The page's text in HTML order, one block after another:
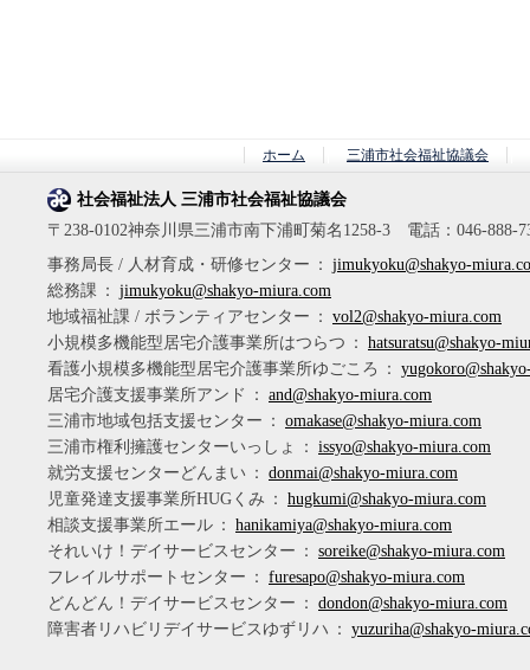
ホーム 三浦市社会福祉協議会
社会福祉法人 三浦市社会福祉協議会
〒238-0102神奈川県三浦市南下浦町菊名1258-3 電話：046-888-
事務局長 / 人材育成・研修センター ： jimukyoku@shakyo-
総務課 ： jimukyoku@shakyo-miura.com
地域福祉課 / ボランティアセンター ： vol2@shakyo-miura.com
小規模多機能型居宅介護事業所はつらつ ： hatsuratsu@shakyo-
看護小規模多機能型居宅介護事業所ゆごころ
：
居宅介護支援事業所アンド
： and@shakyo-miura.com
三浦市地域包括支援センター ： omakase@shakyo-miura.com
三浦市権利擁護センターいっしょ
： issyo@shakyo-miura.com
就労支援センターどんまい ： donmai@shakyo-miura.com
児童発達支援事業所HUGくみ ： hugkumi@shakyo-miura.com
相談支援事業所エール ： hanikamiya@shakyo-miura.com
それいけ！デイサービスセンター ： soreike@shakyo-miura.com
フレイルサポートセンター ： furesapo@shakyo-miura.com
どんどん！デイサービスセンター ： dondon@shakyo-miura.com
障害者リハビリデイサービスゆずリハ ： yuzuriha@shakyo-